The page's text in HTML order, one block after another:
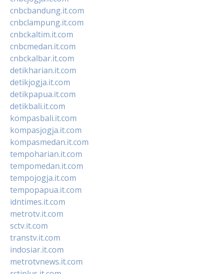
cnbcbandung.it.com
cnbclampung.it.com
cnbckaltim.it.com
cnbcmedan.it.com
cnbckalbar.it.com
detikharian.it.com
detikjogja.it.com
detikpapua.it.com
detikbali.it.com
kompasbali.it.com
kompasjogja.it.com
kompasmedan.it.com
tempoharian.it.com
tempomedan.it.com
tempojogja.it.com
tempopapua.it.com
idntimes.it.com
metrotv.it.com
sctv.it.com
transtv.it.com
indosiar.it.com
metrotvnews.it.com